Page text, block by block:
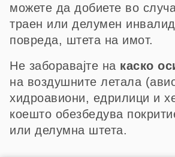
можете да добиете во
траен или делумен
повреда, штета на имот.
Не заборавајте на каско
на воздушните летала
хидроавиони, едрилици и
коешто обезбедува
или делумна штета.